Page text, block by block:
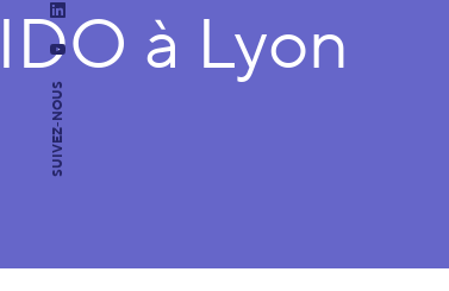
SUIVEZ-NOUS
LinkedIn
YouTube à Lyon